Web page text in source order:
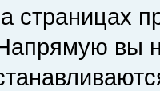
страницах
вы